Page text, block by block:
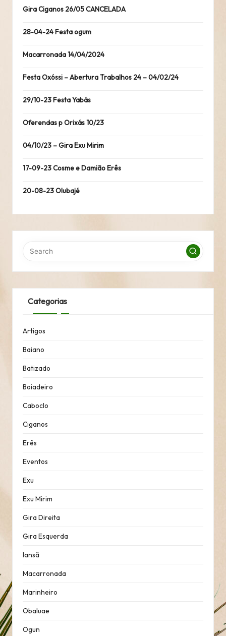
Gira Ciganos 26/05 CANCELADA
28-04-24 Festa ogum
Macarronada 14/04/2024
Festa Oxóssi – Abertura Trabalhos 24 – 04/02/24
29/10-23 Festa Yabás
Oferendas p Orixás 10/23
04/10/23 – Gira Exu Mirim
17-09-23 Cosme e Damião Erês
20-08-23 Olubajé
Categorias
Artigos
Baiano
Batizado
Boiadeiro
Caboclo
Ciganos
Erês
Eventos
Exu
Exu Mirim
Gira Direita
Gira Esquerda
Iansã
Macarronada
Marinheiro
Obaluae
Ogun